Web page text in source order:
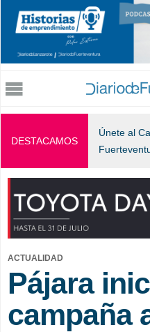
Jump
DESTACAMOS
Únete al
ACTUALIDAD
Pájara
campaña